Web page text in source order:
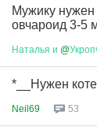
Мужику
овчароид 3-5
Наталья и @
*__Нужен
Neil69 53